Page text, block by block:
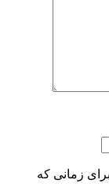
زمانی که